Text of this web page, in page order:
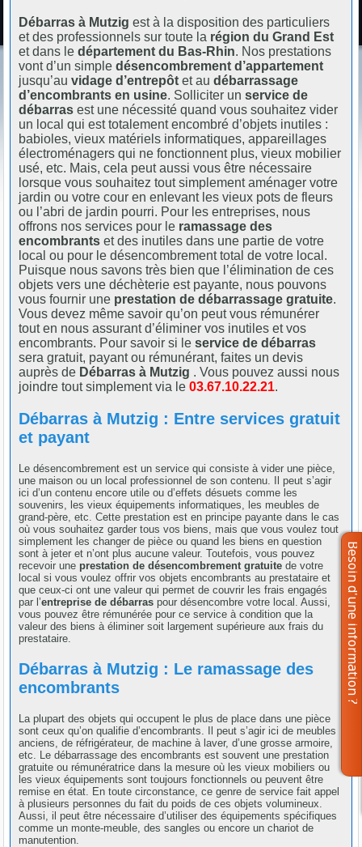
Débarras à Mutzigest à la disposition des particuliers
et des professionnels sur toute la région du Grand Est
et dans ledépartement du Bas-Rhin. Nos prestations
vont d’un simpledésencombrement d’appartement
jusqu’auvidage d’entrepôt et audébarrassage
d’encombrants en usine. Solliciter unservice de
débarras est une nécessité quand vous souhaitez vider
un local qui est totalement encombré d’objets inutiles :
babioles, vieux matériels informatiques, appareillages
électroménagers qui ne fonctionnent plus, vieux mobilier
usé, etc. Mais, cela peut aussi vous être nécessaire
lorsque vous souhaitez tout simplement aménager votre
jardin ou votre cour en enlevant les vieux pots de fleurs
ou l’abri de jardin pourri. Pour les entreprises, nous
offrons nos services pour le ramassage des
encombrants et des inutiles dans une partie de votre
local ou pour le désencombrement total de votre local.
Puisque nous savons très bien que l’élimination de ces
objets vers une déchèterie est payante, nous pouvons
vous fournir une prestation de débarrassage gratuite.
Vous devez même savoir qu’on peut vous rémunérer
tout en nous assurant d’éliminer vos inutiles et vos
encombrants. Pour savoir si leservice de débarras
sera gratuit, payant ou rémunérant, faites un devis
auprès de Débarras à Mutzig . Vous pouvez aussi nous
joindre tout simplement via le03.67.10.22.21.
Débarras à Mutzig : Entre services gratuit
et payant
Le désencombrement est un service qui consiste à vider une pièce,
une maison ou un local professionnel de son contenu. Il peut s’agir
ici d’un contenu encore utile ou d’effets désuets comme les
souvenirs, les vieux équipements informatiques, les meubles de
grand-père, etc. Cette prestation est en principe payante dans le cas
où vous souhaitez garder tous vos biens, mais que vous voulez tout
simplement les changer de pièce ou quand les biens en question
sont à jeter et n’ont plus aucune valeur. Toutefois, vous pouvez
recevoir une prestation de désencombrement gratuite de votre
local si vous voulez offrir vos objets encombrants au prestataire et
que ceux-ci ont une valeur qui permet de couvrir les frais engagés
par l’entreprise de débarras pour désencombre votre local. Aussi,
vous pouvez être rémunérée pour ce service à condition que la
valeur des biens à éliminer soit largement supérieure aux frais du
prestataire.
Débarras à Mutzig : Le ramassage des
encombrants
La plupart des objets qui occupent le plus de place dans une pièce
sont ceux qu’on qualifie d’encombrants. Il peut s’agir ici de meubles
anciens, de réfrigérateur, de machine à laver, d’une grosse armoire,
etc. Le débarrassage des encombrants est souvent une prestation
gratuite ou rémunératrice dans la mesure où les vieux mobiliers ou
les vieux équipements sont toujours fonctionnels ou peuvent être
remise en état. En toute circonstance, ce genre de service fait appel
à plusieurs personnes du fait du poids de ces objets volumineux.
Aussi, il peut être nécessaire d’utiliser des équipements spécifiques
comme un monte-meuble, des sangles ou encore un chariot de
manutention.